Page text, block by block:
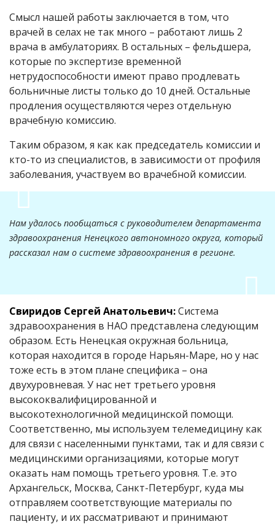
Смысл нашей работы заключается в том, что
врачей в селах не так много – работают лишь 2
врача в амбулаториях. В остальных – фельдшера,
которые по экспертизе временной
нетрудоспособности имеют право продлевать
больничные листы только до 10 дней. Остальные
продления осуществляются через отдельную
врачебную комиссию.
Таким образом, я как как председатель комиссии и
кто-то из специалистов, в зависимости от профиля
заболевания, участвуем во врачебной комиссии.
Нам удалось пообщаться с руководителем департамента
здравоохранения Ненецкого автономного округа, который
рассказал нам о системе здравоохранения в регионе.
Свиридов Сергей Анатольевич:Система
здравоохранения в НАО представлена следующим
образом. Есть Ненецкая окружная больница,
которая находится в городе Нарьян-Маре, но у нас
тоже есть в этом плане специфика – она
двухуровневая. У нас нет третьего уровня
высококвалифицированной и
высокотехнологичной медицинской помощи.
Соответственно, мы используем телемедицину как
для связи с населенными пунктами, так и для связи с
медицинскими организациями, которые могут
оказать нам помощь третьего уровня. Т.е. это
Архангельск, Москва, Санкт-Петербург, куда мы
отправляем соответствующие материалы по
пациенту, и их рассматривают и принимают